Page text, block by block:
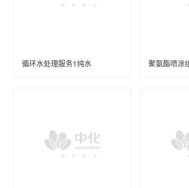
循环水处理服务1纯水